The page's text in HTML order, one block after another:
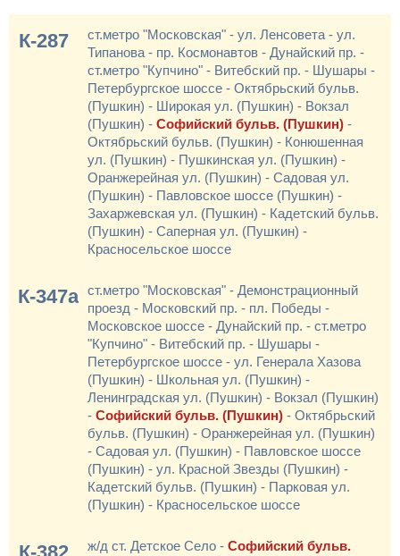
К-287
ст.метро "Московская" - ул. Ленсовета - ул.
Типанова - пр. Космонавтов - Дунайский пр. -
ст.метро "Купчино" - Витебский пр. - Шушары -
Петербургское шоссе - Октябрьский бульв.
(Пушкин) - Широкая ул. (Пушкин) - Вокзал
(Пушкин) - Софийский бульв. (Пушкин) -
Октябрьский бульв. (Пушкин) - Конюшенная
ул. (Пушкин) - Пушкинская ул. (Пушкин) -
Оранжерейная ул. (Пушкин) - Садовая ул.
(Пушкин) - Павловское шоссе (Пушкин) -
Захаржевская ул. (Пушкин) - Кадетский бульв.
(Пушкин) - Саперная ул. (Пушкин) -
Красносельское шоссе
К-347а ст.метро "Московская" - Демонстрационный
проезд - Московский пр. - пл. Победы -
Московское шоссе - Дунайский пр. - ст.метро
"Купчино" - Витебский пр. - Шушары -
Петербургское шоссе - ул. Генерала Хазова
(Пушкин) - Школьная ул. (Пушкин) -
Ленинградская ул. (Пушкин) - Вокзал (Пушкин)
- Софийский бульв. (Пушкин) - Октябрьский
бульв. (Пушкин) - Оранжерейная ул. (Пушкин)
- Садовая ул. (Пушкин) - Павловское шоссе
(Пушкин) - ул. Красной Звезды (Пушкин) -
Кадетский бульв. (Пушкин) - Парковая ул.
(Пушкин) - Красносельское шоссе
ж/д ст. Детское Село - Софийский бульв.